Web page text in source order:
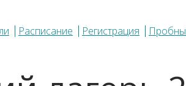
Расписание Регистрация